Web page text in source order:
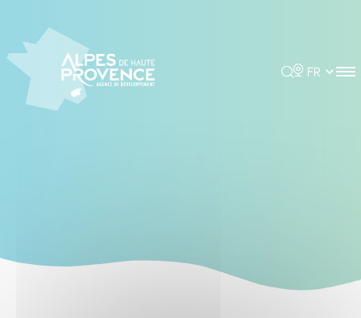
Rechercher
Choisir la